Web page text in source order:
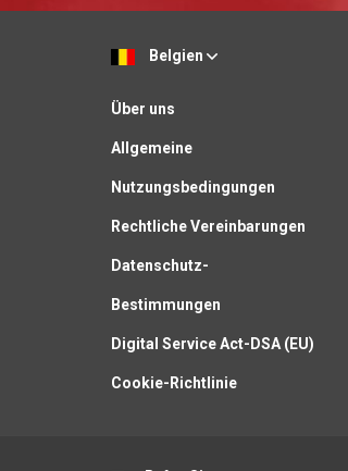
Belgien
Über uns
Allgemeine
Nutzungsbedingungen
Rechtliche Vereinbarungen
Datenschutz-
Bestimmungen
Digital Service Act-DSA (EU)
Cookie-Richtlinie